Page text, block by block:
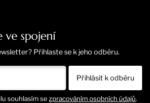
ve spojení
Přihlaste se k jeho odběru.
souhlasím sezpracováním osobních údajů.